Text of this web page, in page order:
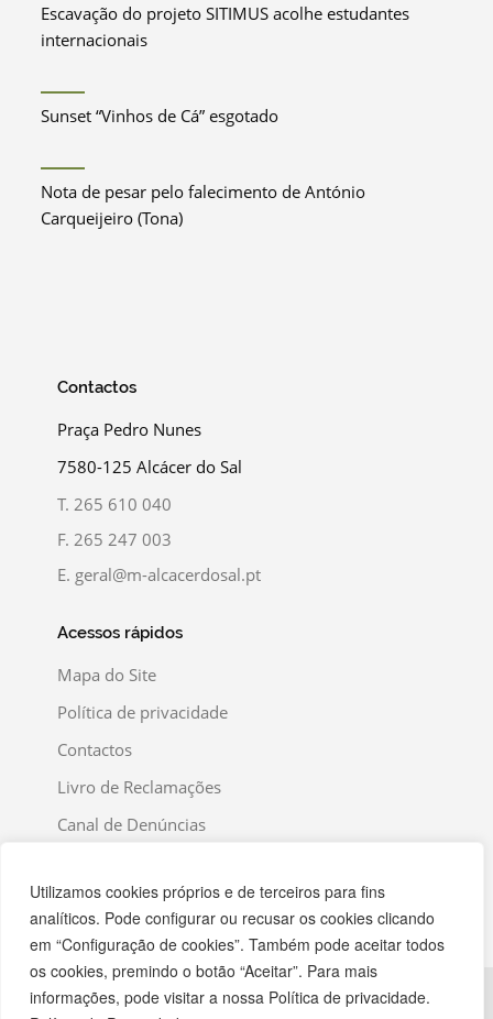
Utilizamos cookies próprios e de terceiros para fins
analíticos. Pode configurar ou recusar os cookies clicando
em “Configuração de cookies”. Também pode aceitar todos
os cookies, premindo o botão “Aceitar”. Para mais
informações, pode visitar a nossa Política de privacidade.
Escavação do projeto SITIMUS acolhe estudantes
internacionais
Sunset “Vinhos de Cá” esgotado
Nota de pesar pelo falecimento de António
Carqueijeiro (Tona)
Contactos
Praça Pedro Nunes
7580-125 Alcácer do Sal
T. 265 610 040
F. 265 247 003
E. geral@m-alcacerdosal.pt
Acessos rápidos
Mapa do Site
Política de privacidade
Contactos
Livro de Reclamações
Canal de Denúncias